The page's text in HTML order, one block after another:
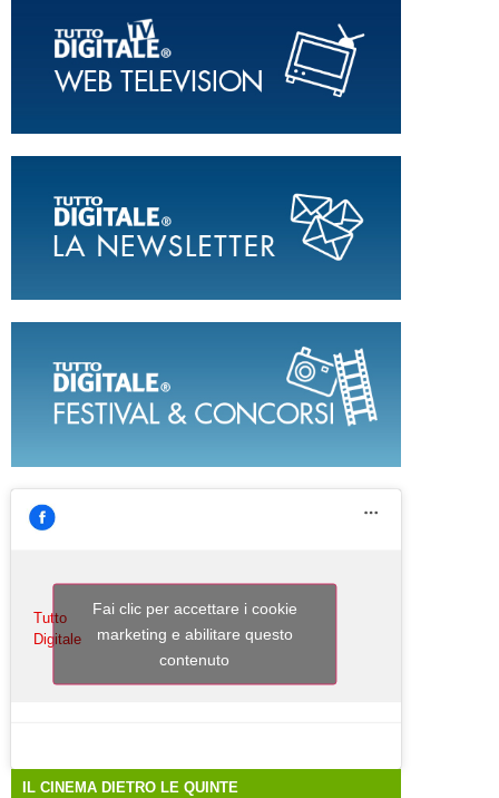
Tutto
Digitale
Fai clic per accettare i cookie
marketing e abilitare questo
contenuto
IL CINEMA DIETRO LE QUINTE